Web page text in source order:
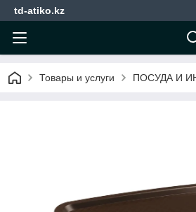
td-atiko.kz
Товары и услуги ПОСУДА И